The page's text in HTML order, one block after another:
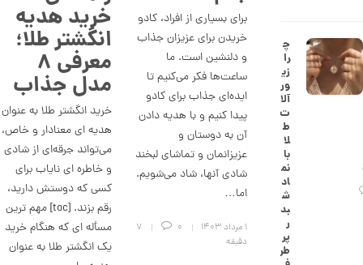
برای بسیاری از افراد، کادو
خریدن برای عزیزان جذاب
و دلنشین است. ما
ساعت‌ها فکر می‌کنیم تا
ایده‌ای جذاب برای کادو
پیدا کنیم و با هدیه دادن
آن به دوستان و
عزیزانمان و تماشای لبخند
شادی‌ آنها، شاد می‌شویم.
اما…
۱ مرداد ۱۴۰۳ 0
7
دقیقه
خرید هدیه
انگشتر طلا؛
معرفی ۸
مدل جذاب
خرید انگشتر طلا به عنوان
هدیه ای معنا‌دار و خاص،
می‌تواند جرقه‌ای از شادی
و خاطره ای نایاب برای
کسی که دوستش دارید،
رقم بزند. [toc] مهم ترین
مسأله ای که هنگام خرید
یک انگشتر طلا به عنوان
چ
را
زی
ور
آلا
ت
ط
لا
با
نم
اد
ش
بد
ر
پر
طر
8
8
9
2
6
1
3
6